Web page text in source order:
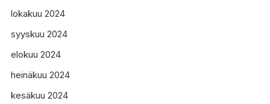
lokakuu 2024
syyskuu 2024
elokuu 2024
heinäkuu 2024
kesäkuu 2024